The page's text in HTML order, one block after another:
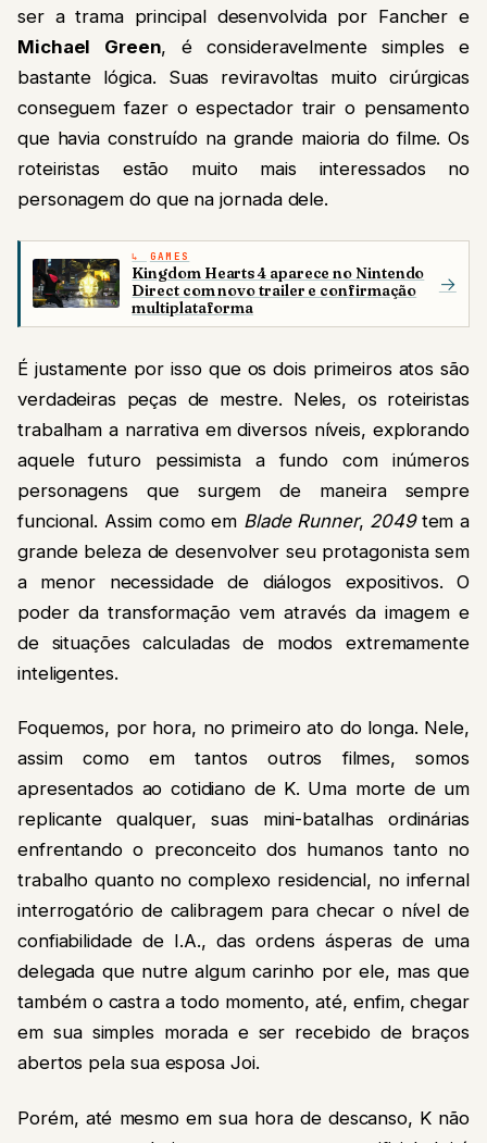
ser a trama principal desenvolvida por Fancher e
Michael Green, é consideravelmente simples e
bastante lógica. Suas reviravoltas muito cirúrgicas
conseguem fazer o espectador trair o pensamento
que havia construído na grande maioria do filme. Os
roteiristas estão muito mais interessados no
personagem do que na jornada dele.
GAMES
Kingdom Hearts 4 aparece no Nintendo
Direct com novo trailer e confirmação
multiplataforma
→
É justamente por isso que os dois primeiros atos são
verdadeiras peças de mestre. Neles, os roteiristas
trabalham a narrativa em diversos níveis, explorando
aquele futuro pessimista a fundo com inúmeros
personagens que surgem de maneira sempre
funcional. Assim como em Blade Runner, 2049 tem a
grande beleza de desenvolver seu protagonista sem
a menor necessidade de diálogos expositivos. O
poder da transformação vem através da imagem e
de situações calculadas de modos extremamente
inteligentes.
Foquemos, por hora, no primeiro ato do longa. Nele,
assim como em tantos outros filmes, somos
apresentados ao cotidiano de K. Uma morte de um
replicante qualquer, suas mini-batalhas ordinárias
enfrentando o preconceito dos humanos tanto no
trabalho quanto no complexo residencial, no infernal
interrogatório de calibragem para checar o nível de
confiabilidade de I.A., das ordens ásperas de uma
delegada que nutre algum carinho por ele, mas que
também o castra a todo momento, até, enfim, chegar
em sua simples morada e ser recebido de braços
abertos pela sua esposa Joi.
Porém, até mesmo em sua hora de descanso, K não